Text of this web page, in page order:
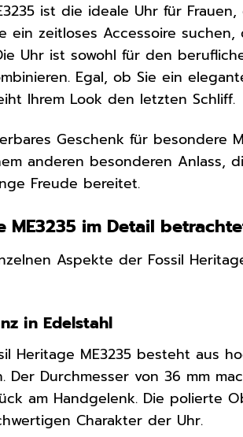
ist die ideale Uhr für
ein zeitloses Accessoire
Uhr ist sowohl für den
Egal, ob Sie ein
Ihrem Look den letzten Schliff.
Geschenk für besondere
anderen besonderen Anlass,
Freude bereitet.
ME3235 im Detail
Aspekte der Fossil
in Edelstahl
Heritage ME3235 besteht aus
Der Durchmesser von 36 mm
am Handgelenk. Die polierte
Charakter der Uhr.